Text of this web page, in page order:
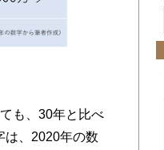
も、30年と比べ
は、2020年の数